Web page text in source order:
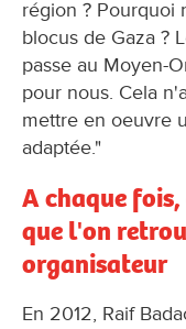
région ? Pourquoi
blocus de Gaza ?
passe au Moyen-
pour nous. Cela
mettre en oeuvre
adaptée."
A chaque
que l'on
organisateur
En 2012, Raif